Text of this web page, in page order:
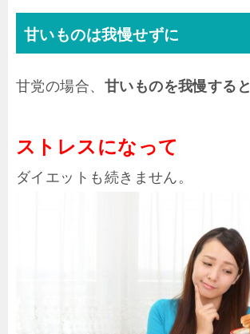
甘いものは我慢せずに
甘党の場合、 甘いものを我慢すると
ストレスになって
ダイエットも続きません。